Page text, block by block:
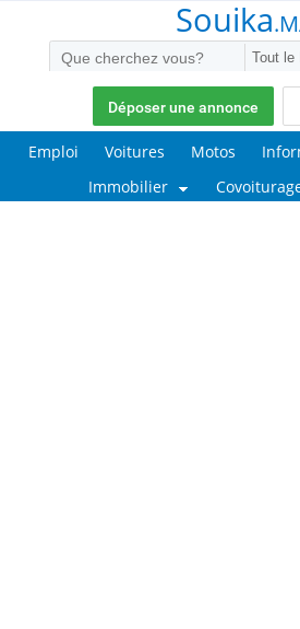
Souika
Déposer une annonce
Emploi Voitures Motos
Immobilier